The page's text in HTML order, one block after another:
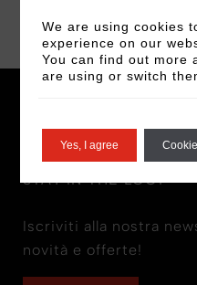
STAY IN THE LOOP
Iscriviti alla nostra
novità e offerte!
We are using cookies
experience on our
You can find out more
are using or switch
Yes, I agree